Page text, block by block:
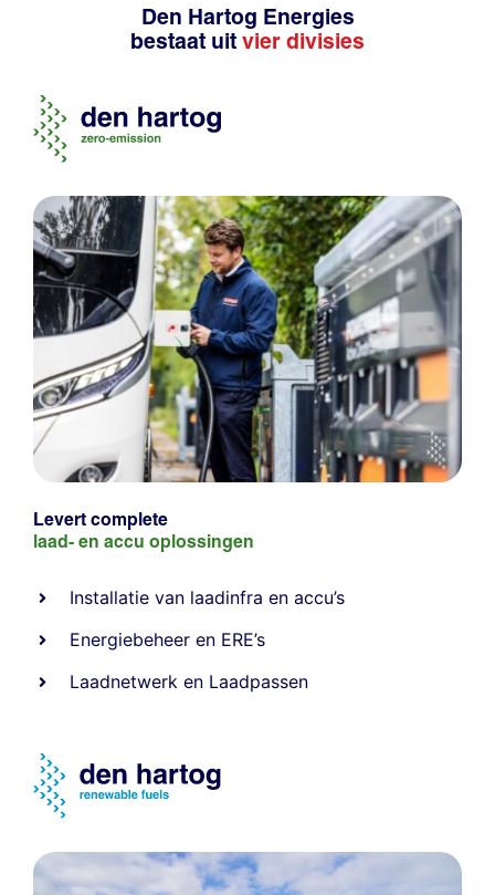
Den Hartog Energies
bestaat uit vier divisies
Levert complete
laad- en accu oplossingen
Installatie van laadinfra en accu’s
Energiebeheer en ERE’s
Laadnetwerk en Laadpassen